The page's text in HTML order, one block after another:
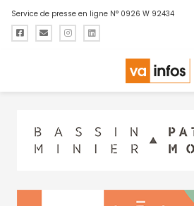
Service de presse en ligne N° 0926 W 92434